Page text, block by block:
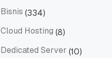
Bisnis (334)
Cloud Hosting (8)
Dedicated Server (10)